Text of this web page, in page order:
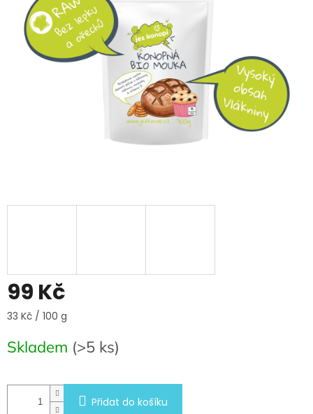
hvězdiček.
99 Kč
Měrná
33 Kč / 100 g
Skladem (>5 ks)
Přidat do košíku